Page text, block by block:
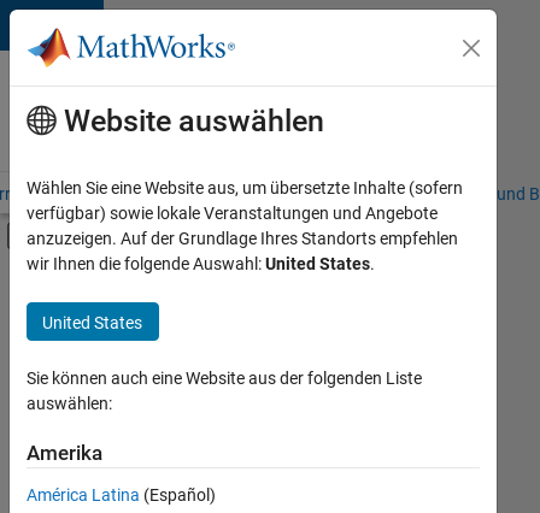
Weiter zum Inhalt
Karriere
bei
MathWorks
– Übersicht Stellensuche Niederlassungen Studierende und
Umschaltung für Off-Canvas-
Hauptinhalt
Technical Sales Engineering
Sortieren nach
Ausgewählte
speichern
Website auswählen
Wählen Sie eine Website aus, um übersetzte Inhalte (sofern
verfügbar) sowie lokale Veranstaltungen und Angebote
anzuzeigen. Auf der Grundlage Ihres Standorts empfehlen
wir Ihnen die folgende Auswahl:United States.
United States
Sie können auch eine Website aus der folgenden Liste
auswählen:
Amerika
América Latina (Español)